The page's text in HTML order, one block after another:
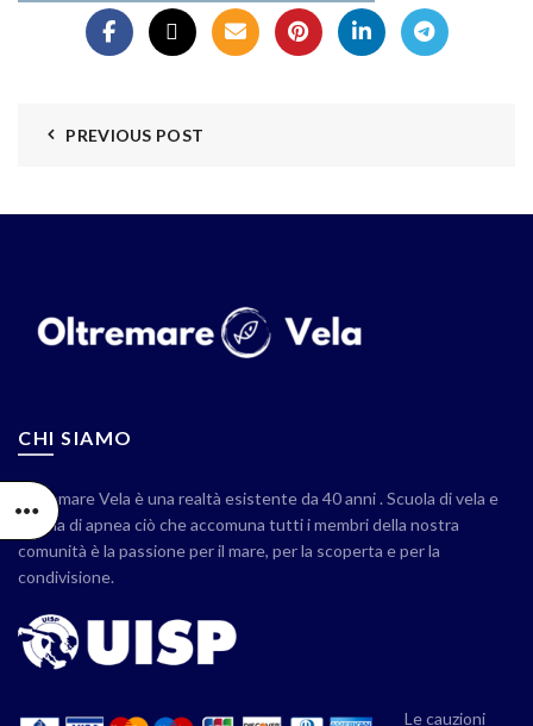
PREVIOUS POST
CHI SIAMO
Oltremare Vela è una realtà esistente da 40 anni . Scuola di vela e
scuola di apnea ciò che accomuna tutti i membri della nostra
comunità è la passione per il mare, per la scoperta e per la
condivisione.
Le cauzioni